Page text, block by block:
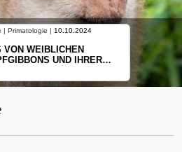
| Primatologie | 10.10.2024
VON WEIBLICHEN
UND IHRER